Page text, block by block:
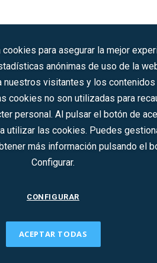
para asegurar la mejor
anónimas de uso de la
nuestros visitantes y los contenidos
cookies no son utilizadas para
personal. Al pulsar el botón de
utilizar las cookies. Puedes
más información pulsando el
Configurar.
CONFIGURAR
ACEPTAR TODAS